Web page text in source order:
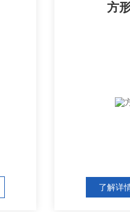
方
了解详